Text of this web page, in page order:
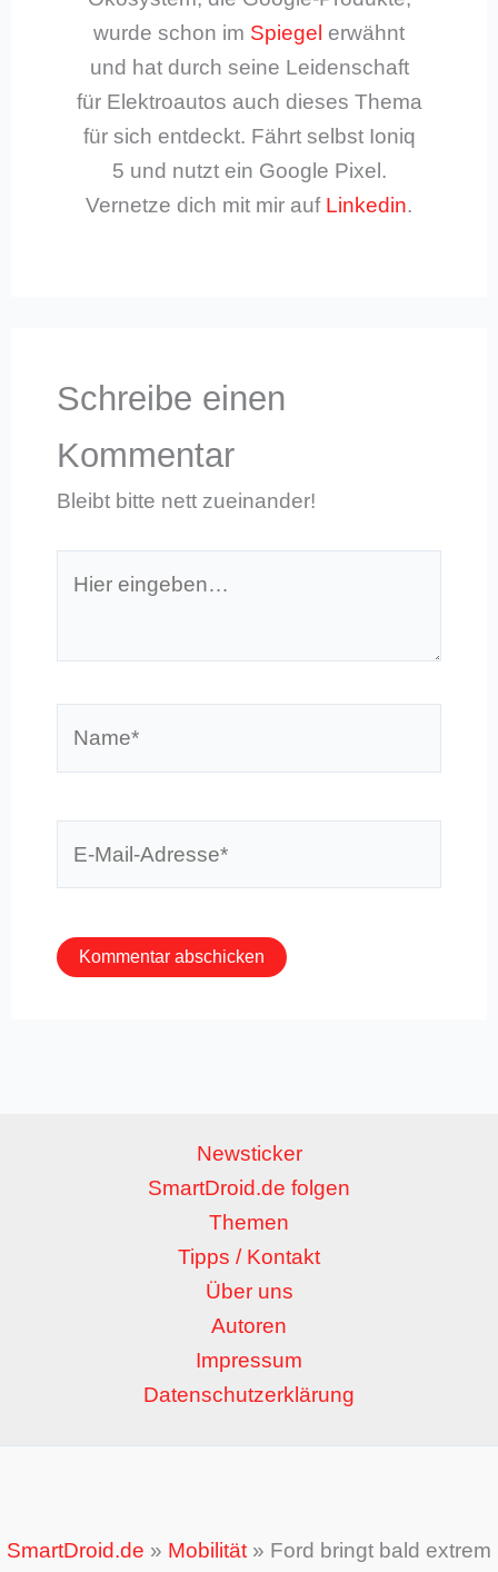
wurde schon im Spiegel erwähnt
und hat durch seine Leidenschaft
für Elektroautos auch dieses Thema
für sich entdeckt. Fährt selbst Ioniq
5 und nutzt ein Google Pixel.
Vernetze dich mit mir auf Linkedin.
Schreibe einen
Kommentar
Bleibt bitte nett zueinander!
eingeben…
Newsticker
SmartDroid.de folgen
Themen
Tipps / Kontakt
Über uns
Autoren
Impressum
Datenschutzerklärung
SmartDroid.de » Mobilität» Ford bringt bald extrem